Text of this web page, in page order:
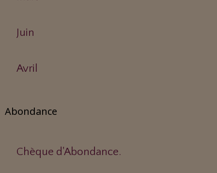
Juin
Avril
Abondance
Chèque d'Abondance.